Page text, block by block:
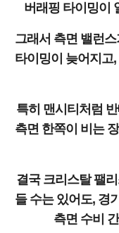
버래핑 타이밍이
그래서 측면 밸런
타이밍이 늦어지고
특히 맨시티처럼
측면 한쪽이 비는
결국 크리스탈 팰
들 수는 있어도, 경
측면 수비